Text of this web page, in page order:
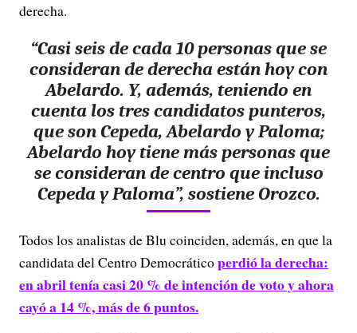
derecha.
“Casi seis de cada 10 personas que se
consideran de derecha están hoy con
Abelardo. Y, además, teniendo en
cuenta los tres candidatos punteros,
que son Cepeda, Abelardo y Paloma;
Abelardo hoy tiene más personas que
se consideran de centro que incluso
Cepeda y Paloma”, sostiene Orozco.
Todos los analistas de Blu coinciden, además, en que la
candidata del Centro Democráticoperdió la derecha:
en abril tenía casi 20 % de intención de voto y ahora
cayó a 14 %, más de 6 puntos.